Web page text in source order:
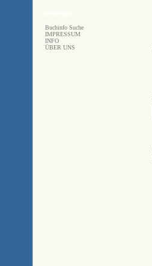
Buchinfo Suche
IMPRESSUM
INFO
ÜBER UNS